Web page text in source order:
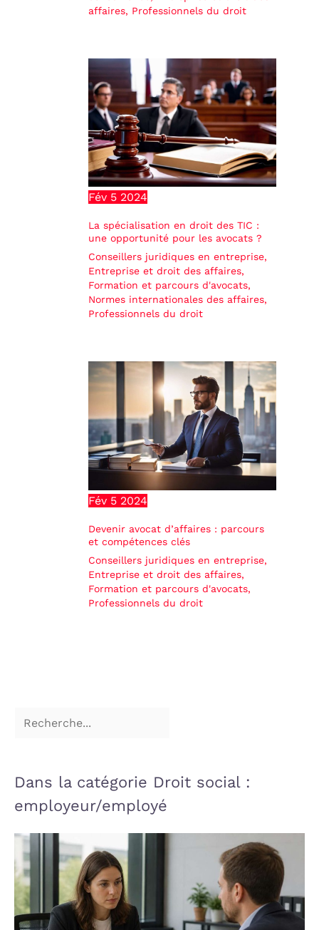
affaires, Professionnels du droit
Fév 5 2024
La spécialisation en droit des TIC :
une opportunité pour les avocats ?
Conseillers juridiques en entreprise,
Entreprise et droit des affaires,
Formation et parcours d'avocats,
Normes internationales des affaires,
Professionnels du droit
Fév 5 2024
Devenir avocat d’affaires : parcours
et compétences clés
Conseillers juridiques en entreprise,
Entreprise et droit des affaires,
Formation et parcours d'avocats,
Professionnels du droit
Dans la catégorie Droit social :
employeur/employé